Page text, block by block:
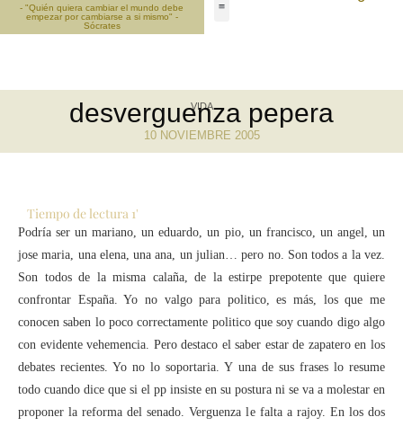
- "Quién quiera cambiar el mundo debe
empezar por cambiarse a si mismo" -
Sócrates
VIDA
desverguenza pepera
10 NOVIEMBRE 2005
Tiempo de lectura 1'
Podría ser un mariano, un eduardo, un pio, un francisco, un angel, un
jose maria, una elena, una ana, un julian… pero no. Son todos a la vez.
Son todos de la misma calaña, de la estirpe prepotente que quiere
confrontar España. Yo no valgo para politico, es más, los que me
conocen saben lo poco correctamente politico que soy cuando digo algo
con evidente vehemencia. Pero destaco el saber estar de zapatero en los
debates recientes. Yo no lo soportaria. Y una de sus frases lo resume
todo cuando dice que si el pp insiste en su postura ni se va a molestar en
proponer la reforma del senado. Verguenza le falta a rajoy. En los dos